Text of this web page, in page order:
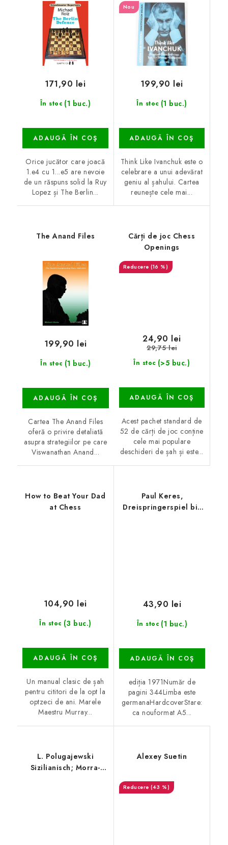
În stoc (1 buc.)
171,90 lei
ADAUGĂ ÎN COŞ
Orice jucător care joacă
1.e4 cu 1...e5 are nevoie
de un răspuns solid la Ruy
Lopez și The Berlin...
Nou
În stoc (1 buc.)
199,90 lei
ADAUGĂ ÎN COŞ
Think Like Ivanchuk este o
celebrare a unui adevărat
geniu al șahului. Cartea
reunește cele mai...
The Anand Files
În stoc (1 buc.)
199,90 lei
ADAUGĂ ÎN COŞ
Cartea The Anand Files
oferă o privire detaliată
asupra strategiilor pe care
Viswanathan Anand...
Cărți de joc Chess
Openings
(16 %)
În stoc (>5 buc.)
24,90 lei
29,75 lei
ADAUGĂ ÎN COŞ
Acest pachet standard de
52 de cărți de joc conține
cele mai populare
deschideri de șah și este...
How to Beat Your Dad
at Chess
În stoc (3 buc.)
104,90 lei
ADAUGĂ ÎN COŞ
Un manual clasic de șah
pentru cititori de la opt la
optzeci de ani. Marele
Maestru Murray...
Paul Keres,
Dreispringerspiel bis
În stoc (1 buc.)
43,90 lei
ADAUGĂ ÎN COŞ
ediția 1971Număr de
pagini 344Limba este
germanaHardcoverStare:
ca nouformat A5...
L. Polugajewski
Sizilianisch; Morra-
Alexey Suetin
(43 %)